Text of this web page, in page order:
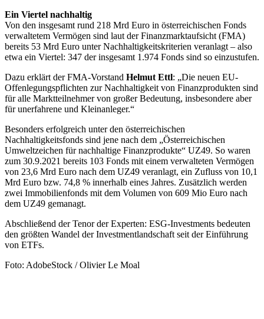
Ein Viertel nachhaltig
Von den insgesamt rund 218 Mrd Euro in österreichischen Fonds
verwaltetem Vermögen sind laut der Finanzmarktaufsicht (FMA)
bereits 53 Mrd Euro unter Nachhaltigkeitskriterien veranlagt – also
etwa ein Viertel: 347 der insgesamt 1.974 Fonds sind so einzustufen.
Dazu erklärt der FMA-Vorstand Helmut Ettl: „Die neuen EU-
Offenlegungspflichten zur Nachhaltigkeit von Finanzprodukten sind
für alle Marktteilnehmer von großer Bedeutung, insbesondere aber
für unerfahrene und Kleinanleger.“
Besonders erfolgreich unter den österreichischen
Nachhaltigkeitsfonds sind jene nach dem „Österreichischen
Umweltzeichen für nachhaltige Finanzprodukte“ UZ49. So waren
zum 30.9.2021 bereits 103 Fonds mit einem verwalteten Vermögen
von 23,6 Mrd Euro nach dem UZ49 veranlagt, ein Zufluss von 10,1
Mrd Euro bzw. 74,8 % innerhalb eines Jahres. Zusätzlich werden
zwei Immobilienfonds mit dem Volumen von 609 Mio Euro nach
dem UZ49 gemanagt.
Abschließend der Tenor der Experten: ESG-Investments bedeuten
den größten Wandel der Investmentlandschaft seit der Einführung
von ETFs.
Foto: AdobeStock / Olivier Le Moal